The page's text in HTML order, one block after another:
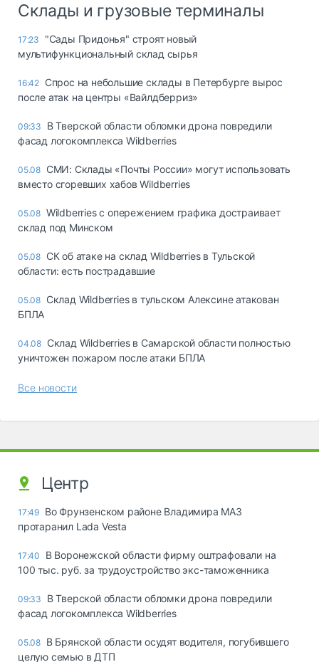
Склады и грузовые терминалы
17:23
"Сады Придонья" строят новый
мультифункциональный склад сырья
16:42 Спрос на небольшие склады в Петербурге вырос
после атак на центры «Вайлдберриз»
09:33
В Тверской области обломки дрона повредили
фасад логокомплекса Wildberries
05.08 СМИ: Склады «Почты России» могут использовать
вместо сгоревших хабов Wildberries
05.08 Wildberries с опережением графика достраивает
склад под Минском
05.08 СК об атаке на склад Wildberries в Тульской
области: есть пострадавшие
05.08 Склад Wildberries в тульском Алексине атакован
БПЛА
04.08 Склад Wildberries в Самарской области полностью
уничтожен пожаром после атаки БПЛА
Все новости
Центр
17:49 Во Фрунзенском районе Владимира МАЗ
протаранил Lada Vesta
17:40
В Воронежской области фирму оштрафовали на
100 тыс. руб. за трудоустройство экс-таможенника
09:33
В Тверской области обломки дрона повредили
фасад логокомплекса Wildberries
05.08 В Брянской области осудят водителя, погубившего
целую семью в ДТП